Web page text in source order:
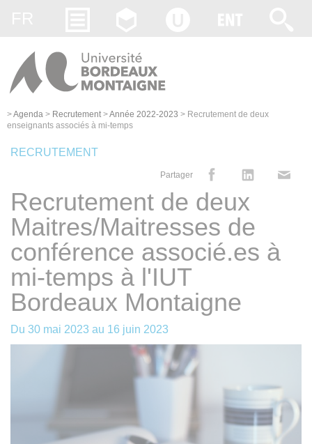
>Agenda > Recrutement >Année 2022-2023 > Recrutement de deux
enseignants associés à mi-temps
RECRUTEMENT
Partager
Recrutement de deux
Maitres/Maitresses de
conférence associé.es à
mi-temps à l'IUT
Bordeaux Montaigne
Du 30 mai 2023 au 16 juin 2023